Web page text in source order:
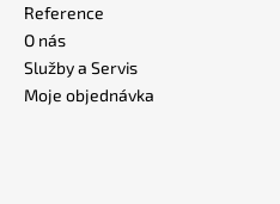
Reference
O nás
Služby a Servis
Moje objednávka